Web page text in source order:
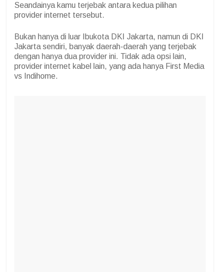
Seandainya kamu terjebak antara kedua pilihan
provider internet tersebut.
Bukan hanya di luar Ibukota DKI Jakarta, namun di DKI
Jakarta sendiri, banyak daerah-daerah yang terjebak
dengan hanya dua provider ini. Tidak ada opsi lain,
provider internet kabel lain, yang ada hanya First Media
vs Indihome.